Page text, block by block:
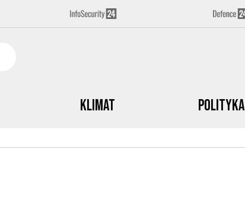
Klimat Polityka